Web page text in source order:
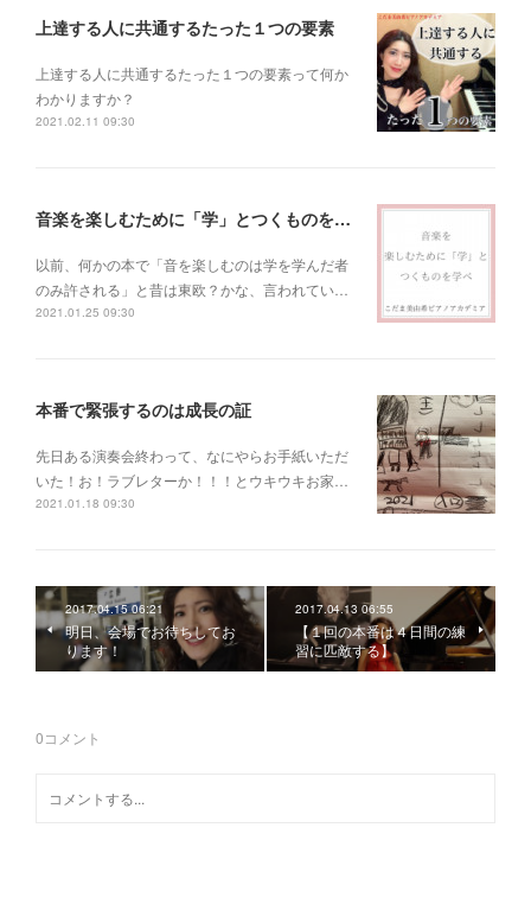
上達する人に共通するたった１つの要素
上達する人に共通するたった１つの要素って何か
わかりますか？
2021.02.11 09:30
音楽を楽しむために「学」とつくものを学べ！
以前、何かの本で「音を楽しむのは学を学んだ者
のみ許される」と昔は東欧？かな、言われてい…
2021.01.25 09:30
本番で緊張するのは成長の証
先日ある演奏会終わって、なにやらお手紙いただ
いた！お！ラブレターか！！！とウキウキお家…
2021.01.18 09:30
2017.04.15 06:21
明日、会場でお待ちしてお
ります！
2017.04.13 06:55
【１回の本番は４日間の練
習に匹敵する】
0コメント